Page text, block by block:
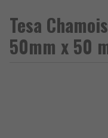
Tesa
50mm x 50